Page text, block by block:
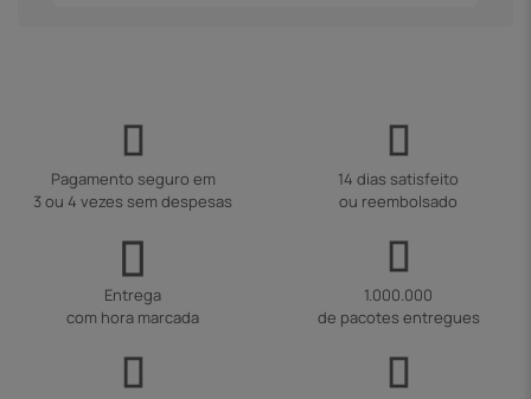
Pagamento seguro em
3 ou 4 vezes sem despesas
14 dias satisfeito
ou reembolsado
Entrega
com hora marcada
1.000.000
de pacotes entregues